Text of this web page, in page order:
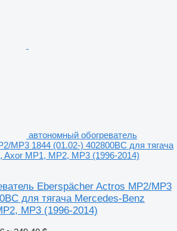
автономный обогреватель
MP3 1844 (01.02-) 402800BC для тягача
Axor MP1, MP2, MP3 (1996-2014)
Eberspächer Actros MP2/MP3
для тягача Mercedes-Benz
MP3 (1996-2014)